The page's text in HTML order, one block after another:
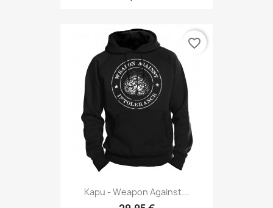
Kapu - Weapon Against...
favorite_border